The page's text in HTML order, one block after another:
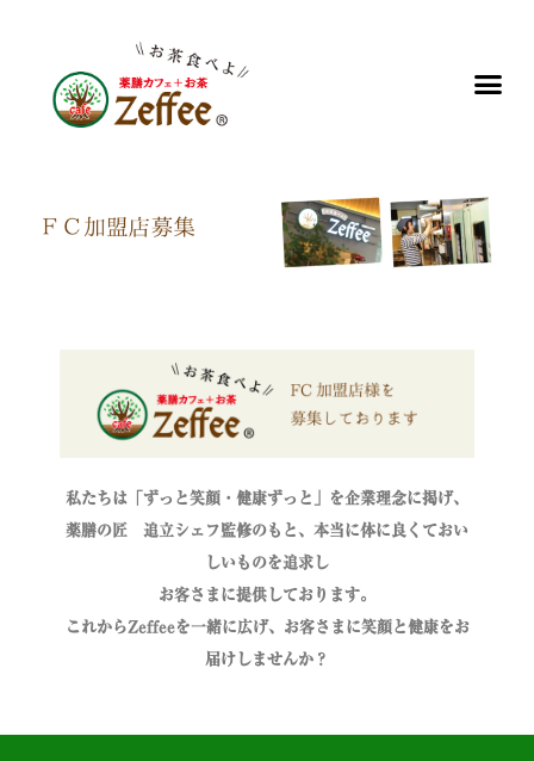
私たちは「ずっと笑顔・健康ずっと」を企業理念に掲げ、
薬膳の匠 追立シェフ監修のもと、本当に体に良くておい
しいものを追求し
お客さまに提供しております。
これからZeffeeを一緒に広げ、お客さまに笑顔と健康をお
届けしませんか？